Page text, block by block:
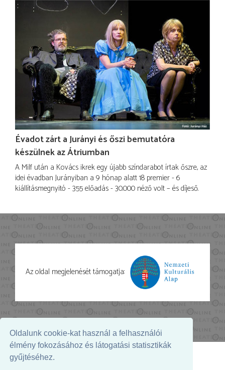
Oldalunk cookie-kat használ a felhasználói
élmény fokozásához és látogatási statisztikák
gyűjtéséhez.
Évadot zárt a Jurányi és őszi bemutatóra
készülnek az Átriumban
A Milf után a Kovács ikrek egy újabb színdarabot írtak őszre, az
idei évadban Jurányiban a 9 hónap alatt 18 premier - 6
kiállításmegnyitó - 355 előadás - 30.000 néző volt – és díjeső.
Az oldal megjelenését támogatja:
© 2026. - THEATER Online -theater.hu